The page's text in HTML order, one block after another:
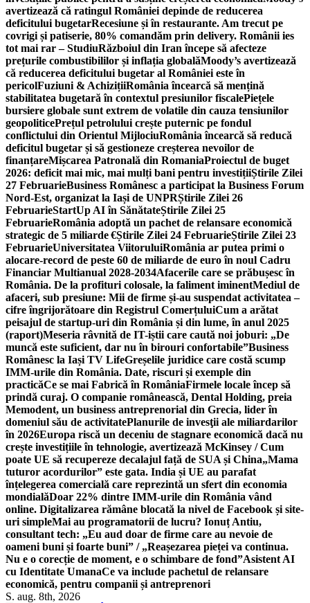
avertizează că ratingul României depinde de reducerea
deficitului bugetarRecesiune și în restaurante. Am trecut pe
covrigi și patiserie, 80% comandăm prin delivery. Românii ies
tot mai rar – StudiuRăzboiul din Iran începe să afecteze
prețurile combustibililor și inflația globalăMoody’s avertizează
că reducerea deficitului bugetar al României este în
pericolFuziuni & AchizițiiRomânia încearcă să mențină
stabilitatea bugetară în contextul presiunilor fiscalePiețele
bursiere globale sunt extrem de volatile din cauza tensiunilor
geopoliticePrețul petrolului crește puternic pe fondul
conflictului din Orientul MijlociuRomânia încearcă să reducă
deficitul bugetar și să gestioneze creșterea nevoilor de
finanțareMișcarea Patronală din RomaniaProiectul de buget
2026: deficit mai mic, mai mulți bani pentru investițiiȘtirile Zilei
27 FebruarieBusiness Românesc a participat la Business Forum
Nord-Est, organizat la Iași de UNPRȘtirile Zilei 26
FebruarieStartUp AI în SănătateȘtirile Zilei 25
FebruarieRomânia adoptă un pachet de relansare economică
strategic de 5 miliarde €Știrile Zilei 24 FebruarieȘtirile Zilei 23
FebruarieUniversitatea ViitoruluiRomânia ar putea primi o
alocare-record de peste 60 de miliarde de euro în noul Cadru
Financiar Multianual 2028-2034Afacerile care se prăbușesc în
România. De la profituri colosale, la faliment iminentMediul de
afaceri, sub presiune: Mii de firme și-au suspendat activitatea –
cifre îngrijorătoare din Registrul ComerțuluiCum a arătat
peisajul de startup-uri din România și din lume, în anul 2025
(raport)Meseria râvnită de IT-iștii care caută noi joburi: „De
muncă este suficient, dar nu în birouri confortabile”Business
Românesc la Iași TV LifeGreșelile juridice care costă scump
IMM-urile din România. Date, riscuri și exemple din
practicăCe se mai Fabrică în RomâniaFirmele locale încep să
prindă curaj. O companie românească, Dental Holding, preia
Memodent, un business antreprenorial din Grecia, lider în
domeniul său de activitatePlanurile de invesţii ale miliardarilor
în 2026Europa riscă un deceniu de stagnare economică dacă nu
crește investițiile în tehnologie, avertizează McKinsey / Cum
poate UE să recupereze decalajul față de SUA și China„Mama
tuturor acordurilor” este gata. India și UE au parafat
înțelegerea comercială care reprezintă un sfert din economia
mondialăDoar 22% dintre IMM-urile din România vând
online. Digitalizarea rămâne blocată la nivel de Facebook și site-
uri simpleMai au programatorii de lucru? Ionuț Antiu,
consultant tech: „Eu aud doar de firme care au nevoie de
oameni buni și foarte buni” / „Reașezarea pieței va continua.
Nu e o corecție de moment, e o schimbare de fond”Asistent AI
cu Identitate UmanaCe va include pachetul de relansare
economică, pentru companii și antreprenori
S. aug. 8th, 2026